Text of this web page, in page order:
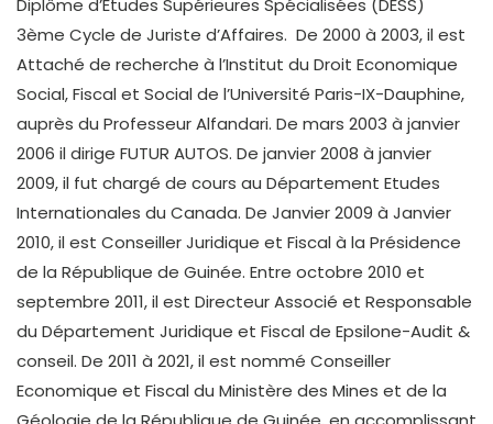
Diplôme d’Etudes Supérieures Spécialisées (DESS)
3ème Cycle de Juriste d’Affaires. De 2000 à 2003, il est
Attaché de recherche à l’Institut du Droit Economique
Social, Fiscal et Social de l’Université Paris-IX-Dauphine,
auprès du Professeur Alfandari. De mars 2003 à janvier
2006 il dirige FUTUR AUTOS. De janvier 2008 à janvier
2009, il fut chargé de cours au Département Etudes
Internationales du Canada. De Janvier 2009 à Janvier
2010, il est Conseiller Juridique et Fiscal à la Présidence
de la République de Guinée. Entre octobre 2010 et
septembre 2011, il est Directeur Associé et Responsable
du Département Juridique et Fiscal de Epsilone-Audit &
conseil. De 2011 à 2021, il est nommé Conseiller
Economique et Fiscal du Ministère des Mines et de la